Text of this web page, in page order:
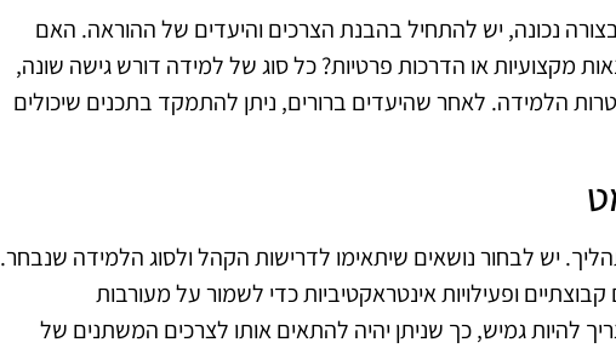
נכונה, יש להתחיל בהבנת הצרכים והיעדים של ההוראה. האם
מקצועיות או הדרכות פרטיות? כל סוג של למידה דורש גישה שונה,
הלמידה. לאחר שהיעדים ברורים, ניתן להתמקד בתכנים שיכולים
יש לבחור נושאים שיתאימו לדרישות הקהל ולסוג הלמידה שנבחר.
ופעילויות אינטראקטיביות כדי לשמור על מעורבות
להיות גמיש, כך שניתן יהיה להתאים אותו לצרכים המשתנים של